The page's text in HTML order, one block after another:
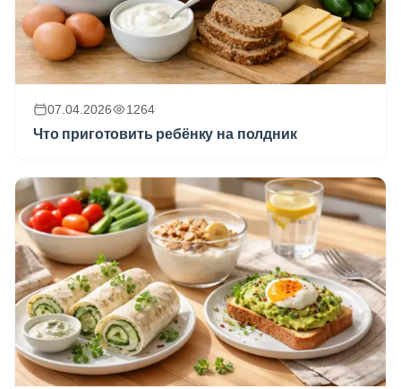
07.04.2026 1264
Что приготовить ребёнку на полдник